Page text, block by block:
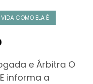
COMO ELA É
e Árbitra O
informa a